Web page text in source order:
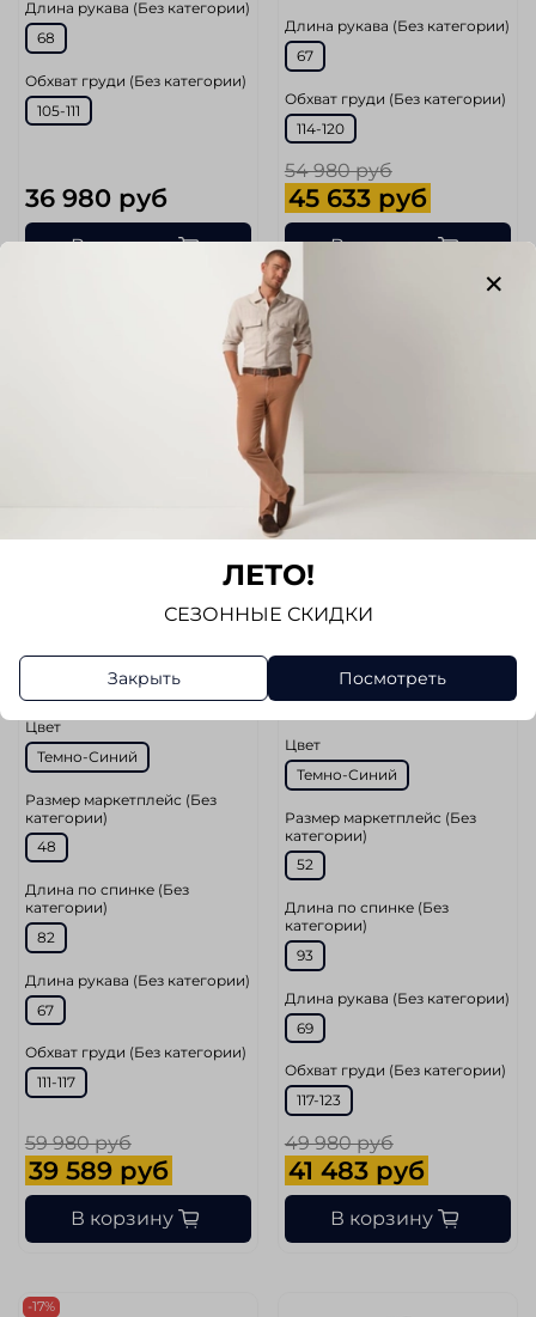
Длина рукава (Без категории)
68
Обхват груди (Без категории)
105-111
36 980 руб
В корзину
Длина рукава (Без категории)
67
Обхват груди (Без категории)
114-120
54 980 руб
45 633 руб
В корзину
MR004.20.223/Anchorage
Размер
XL
Цвет
Темно-Синий
Размер маркетплейс (Без
категории)
48
Длина по спинке (Без
категории)
82
Длина рукава (Без категории)
67
Обхват груди (Без категории)
111-117
59 980 руб
39 589 руб
В корзину
-17%
арт.
MR010.20.223/Southampton
Пуховик RESET
XL
Цвет
Темно-Синий
Размер маркетплейс (Без
категории)
52
Длина по спинке (Без
категории)
93
Длина рукава (Без категории)
69
Обхват груди (Без категории)
117-123
49 980 руб
41 483 руб
В корзину
-17%
ЛЕТО!
СЕЗОННЫЕ СКИДКИ
Закрыть Посмотреть